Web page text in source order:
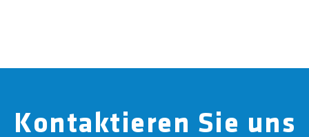
Kontaktieren Sie uns